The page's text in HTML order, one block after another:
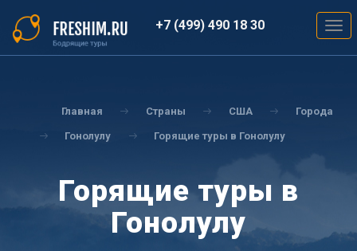
основному
содержанию
+7 (499) 490 18 30
Главная Страны США Города
Гонолулу Горящие туры в Гонолулу
Горящие туры в
Гонолулу